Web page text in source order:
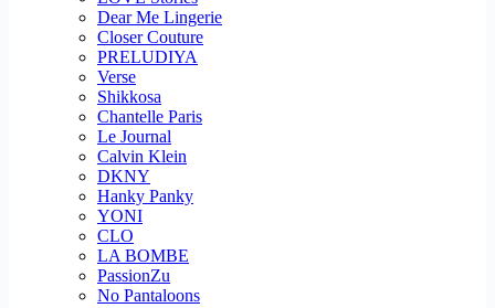
Dear Me Lingerie
Closer Couture
PRELUDIYA
Verse
Shikkosa
Chantelle Paris
Le Journal
Calvin Klein
DKNY
Hanky Panky
YONI
CLO
LA BOMBE
PassionZu
No Pantaloons